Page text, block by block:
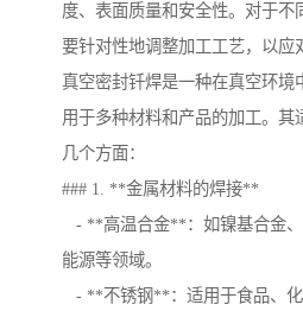
度、表面质量和安全性。对于不
要针对性地调整加工工艺，以应
真空密封钎焊是一种在真空环境
用于多种材料和产品的加工。其
几个方面：
### 1. **金属材料的焊接**
- **高温合金**：如镍基合金、
能源等领域。
- **不锈钢**：适用于食品、